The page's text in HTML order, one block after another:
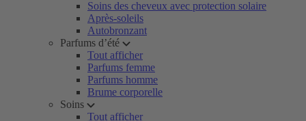
Soins des cheveux avec protection solaire
Après-soleils
Autobronzant
Parfums d’été
Tout afficher
Parfums femme
Parfums homme
Brume corporelle
Soins
Tout afficher